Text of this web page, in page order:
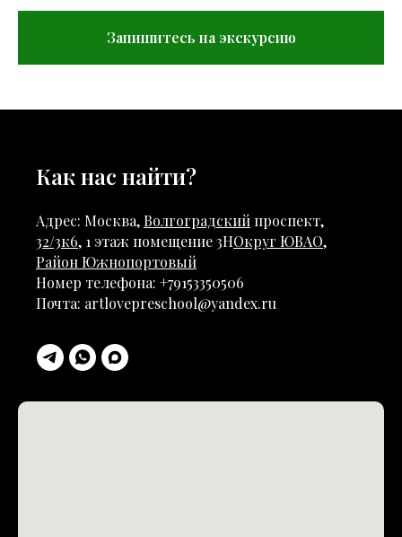
Запишитесь на экскурсию
Как нас найти?
Адрес: Москва,Волгоградский проспект,
32/3к6, 1 этаж помещение 3НОкруг ЮВАО,
Район Южнопортовый
Номер телефона: +79153350506
Почта: artlovepreschool@yandex.ru